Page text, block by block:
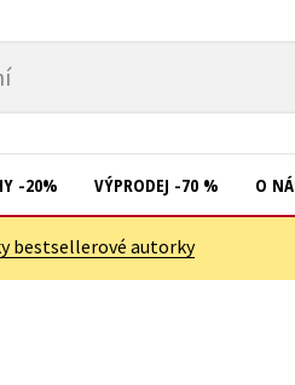
-20% VÝPRODEJ -70 % O
bestsellerové autorky